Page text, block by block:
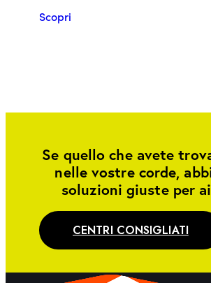
Scopri
Se quello che avete
nelle vostre corde,
soluzioni giuste per
CENTRI CONSIGLIATI